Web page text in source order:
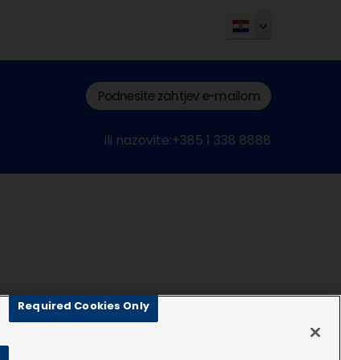
Podnesite zahtjev e-mailom
ili nazovite:+385 1 338 8888
Required Cookies Only